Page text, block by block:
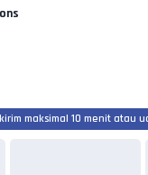
maksimal 10 menit atau